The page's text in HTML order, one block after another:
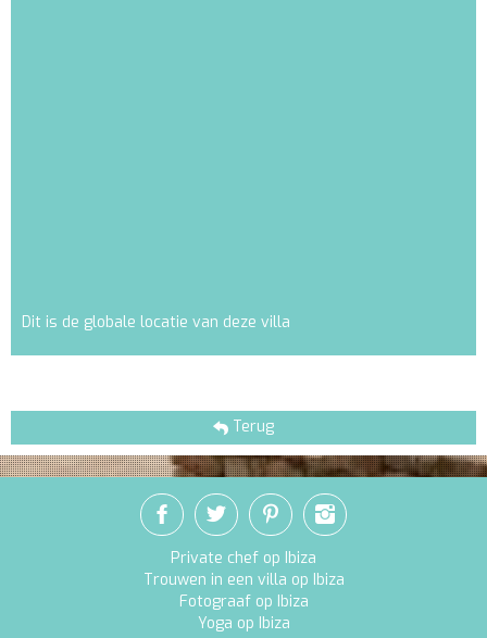
Dit is de globale locatie van deze villa
Terug
Private chef op Ibiza
Trouwen in een villa op Ibiza
Fotograaf op Ibiza
Yoga op Ibiza